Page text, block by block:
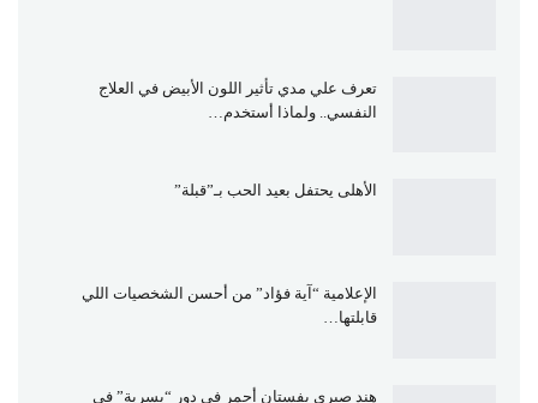
تعرف علي مدي تأثير اللون الأبيض في العلاج
النفسي.. ولماذا أستخدم…
الأهلى يحتفل بعيد الحب بـ”قبلة”
الإعلامية “آية فؤاد” من أحسن الشخصيات اللي
قابلتها…
هند صبري بفستان أحمر في دور “يسرية” في